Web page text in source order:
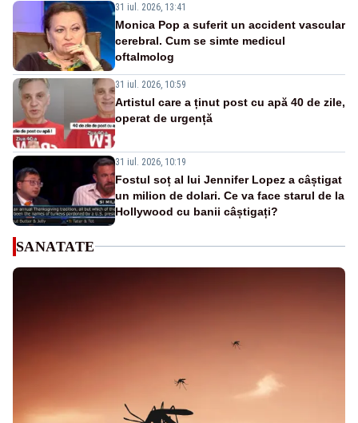
31 iul. 2026, 13:41
Monica Pop a suferit un accident vascular
cerebral. Cum se simte medicul
oftalmolog
31 iul. 2026, 10:59
Artistul care a ținut post cu apă 40 de zile,
operat de urgență
31 iul. 2026, 10:19
Fostul soț al lui Jennifer Lopez a câștigat
un milion de dolari. Ce va face starul de la
Hollywood cu banii câștigați?
SANATATE